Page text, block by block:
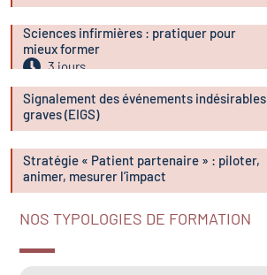
Sciences infirmières : pratiquer pour
mieux former
3 jours
Signalement des événements indésirables
graves (EIGS)
Stratégie « Patient partenaire » : piloter,
animer, mesurer l’impact
NOS TYPOLOGIES DE FORMATION